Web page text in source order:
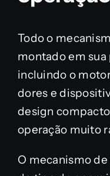
Todo o
montado em
incluindo o
dores e
design
operação muito
O mecanismo